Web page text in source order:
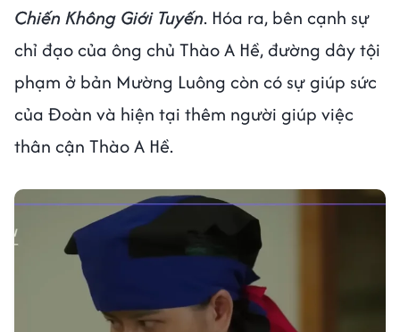
Chiến Không Giới Tuyến. Hóa ra, bên cạnh sự
chỉ đạo của ông chủ Thào A Hề, đường dây tội
phạm ở bản Mường Luông còn có sự giúp sức
của Đoàn và hiện tại thêm người giúp việc
thân cận Thào A Hề.